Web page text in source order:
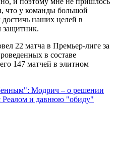
что у команды большой
наших целей в
защитник.
22 матча в Премьер-лиге за
в составе
147 матчей в элитном
Модрич – о решении
Реалом и давнюю "обиду"